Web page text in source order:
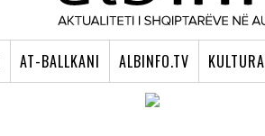
AT-BALLKANI ALBINFO.TV KULTURA